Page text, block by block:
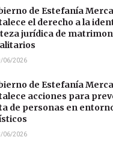
de Estefanía
el derecho a la
jurídica de
06/2026
de Estefanía
acciones para
de personas en
06/2026